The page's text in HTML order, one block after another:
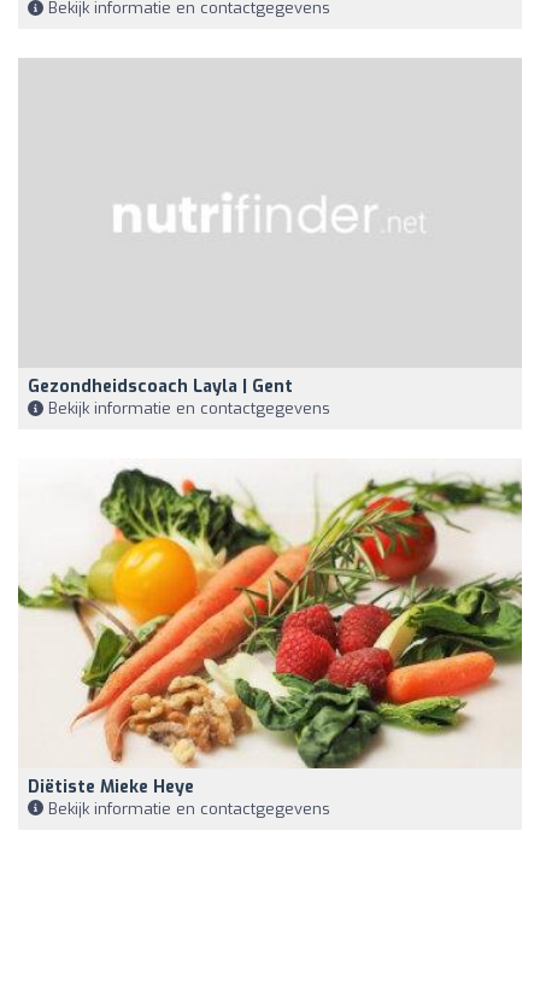
Bekijk informatie en contactgegevens
Gezondheidscoach Layla | Gent
Bekijk informatie en contactgegevens
Diëtiste Mieke Heye
Bekijk informatie en contactgegevens